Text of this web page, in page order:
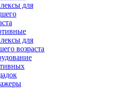
для
для
возраста